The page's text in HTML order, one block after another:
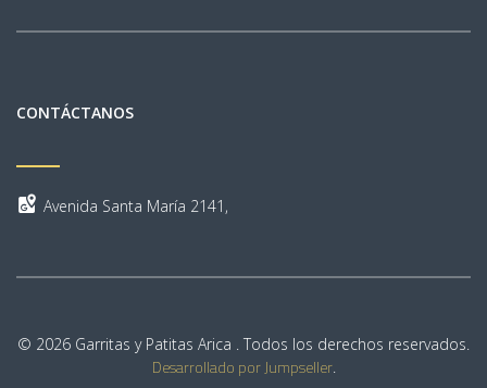
CONTÁCTANOS
Avenida Santa María 2141,
© 2026 Garritas y Patitas Arica . Todos los derechos reservados.
Desarrollado por Jumpseller.